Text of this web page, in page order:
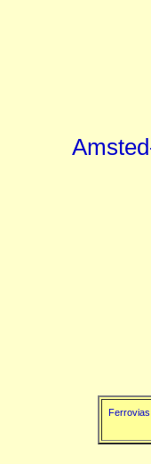
Ferrovias